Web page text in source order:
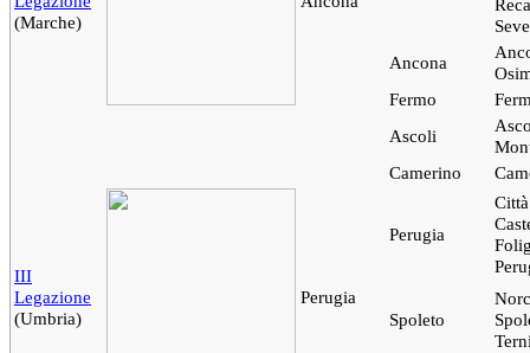
(Marche)
Ancona
Fermo
Ascoli
Camerino
III
Legazione
(Umbria)
Perugia
Perugia
Spoleto